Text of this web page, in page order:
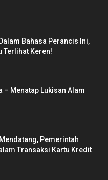
Bahasa Perancis Ini,
Terlihat Keren!
– Menatap Lukisan Alam
Pemerintah
Transaksi Kartu Kredit